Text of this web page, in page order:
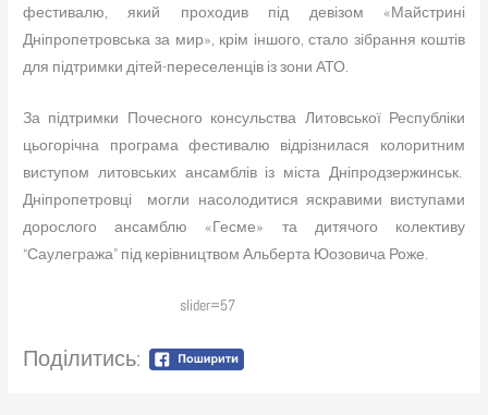
фестивалю, який проходив під девізом «Майстрині
Дніпропетровська за мир», крім іншого, стало зібрання коштів
для підтримки дітей-переселенців із зони АТО.
За підтримки Почесного консульства Литовської Республіки
цьогорічна програма фестивалю відрізнилася колоритним
виступом литовських ансамблів із міста Дніпродзержинськ.
Дніпропетровці могли насолодитися яскравими виступами
дорослого ансамблю «Гесме» та дитячого колективу
“Саулегража” під керівництвом Альберта Юозовича Роже.
slider=57
Поділитись: